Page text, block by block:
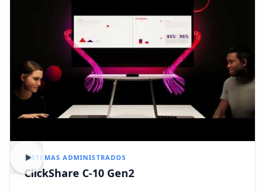
SISTEMAS ADMINISTRADOS
ClickShare C-10 Gen2